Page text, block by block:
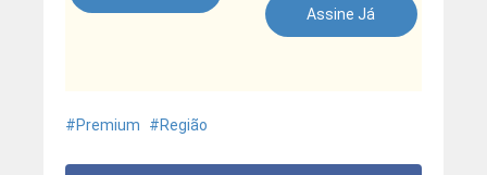
Assine Já
Premium Região